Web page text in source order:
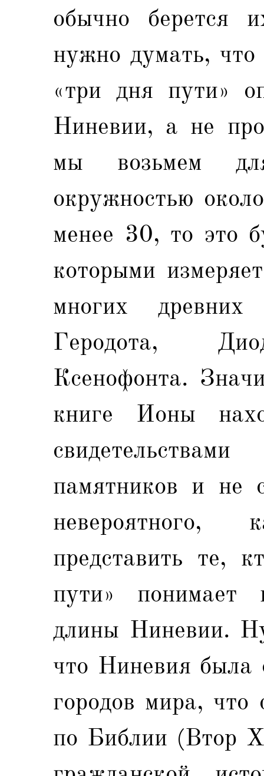
обычно берется
нужно думать, что
«три дня пути»
Ниневии, а не
мы возьмем
окружностью
менее 30, то это
которыми
многих древних
Геродота,
Ксенофонта.
книге Ионы
памятников и не
представить те,
пути» понимает
длины Ниневии.
что Ниневия была
городов мира,
по Библии (Втор